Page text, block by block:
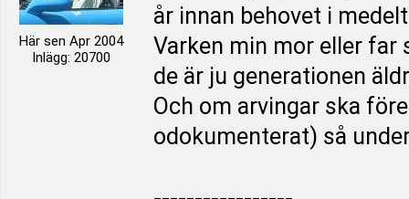
Här sen Apr 2004
Inlägg: 20700
år innan behovet i
Varken min mor eller far
de är ju generationen
Och om arvingar ska
odokumenterat) så